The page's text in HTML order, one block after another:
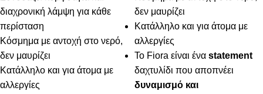
διαχρονική λάμψη για κάθε
περίσταση
Κόσμημα με αντοχή στο νερό,
δεν μαυρίζει
Κατάλληλο και για άτομα με
αλλεργίες
δεν μαυρίζει
Κατάλληλο και για άτομα με
αλλεργίες
Το Fiora είναι ένα statement
δαχτυλίδι που αποπνέει
δυναμισμό και